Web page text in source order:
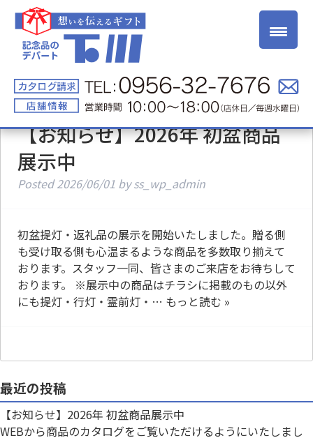
【お知らせ】2026年 初盆商品
展示中
Posted2026/06/01 by ss_wp_admin
初盆提灯・返礼品の展示を開始いたしました。贈る側
も受け取る側も心温まるような商品を多数取り揃えて
おります。スタッフ一同、皆さまのご来店をお待ちして
おります。 ※展示中の商品はチラシに掲載のもの以外
にも提灯・行灯・霊前灯・… もっと読む »
最近の投稿
【お知らせ】2026年 初盆商品展示中
WEBから商品のカタログをご覧いただけるようにいたしまし